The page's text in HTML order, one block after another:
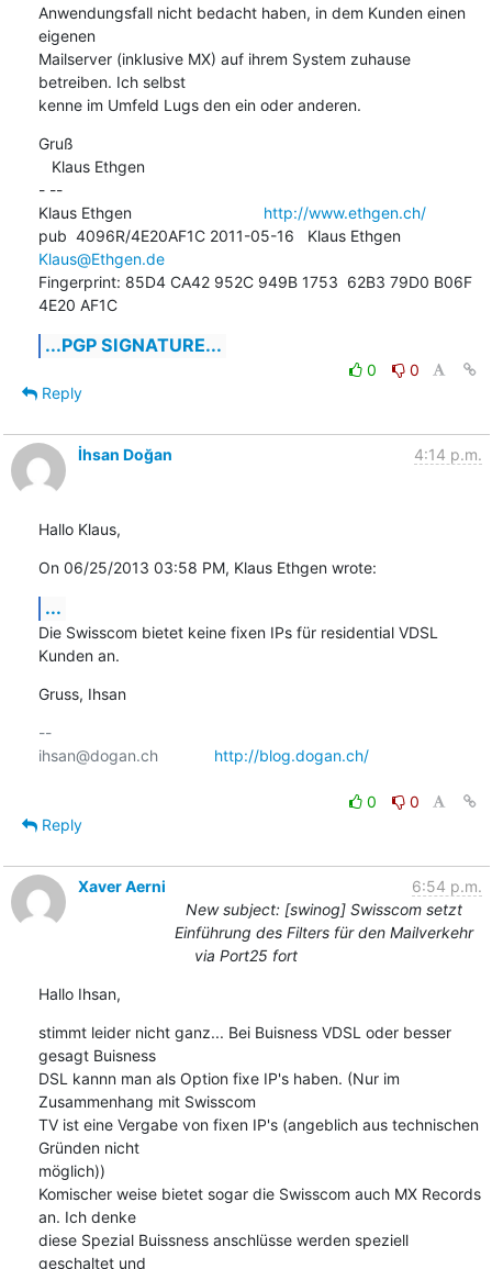
Anwendungsfall nicht bedacht haben, in dem Kunden einen
eigenen
Mailserver (inklusive MX) auf ihrem System zuhause
betreiben. Ich selbst
kenne im Umfeld Lugs den ein oder anderen.
Gruß
- --
Klaus Ethgen http://www.ethgen.ch/
pub  4096R/4E20AF1C 2011-05-16   Klaus Ethgen
Klaus@Ethgen.de
Fingerprint: 85D4 CA42 952C 949B 1753  62B3 79D0 B06F
4E20 AF1C
...PGP SIGNATURE...
0
0
Reply
İhsan Doğan 4:14 p.m.
Hallo Klaus,
On 06/25/2013 03:58 PM, Klaus Ethgen wrote:
...
Die Swisscom bietet keine fixen IPs für residential VDSL
Kunden an.
Gruss, Ihsan
--
ihsan@dogan.ch http://blog.dogan.ch/
0
0
Reply
Xaver Aerni
6:54 p.m.
New subject: [swinog] Swisscom setzt
Einführung des Filters für den Mailverkehr
via Port25 fort
Hallo Ihsan,
stimmt leider nicht ganz... Bei Buisness VDSL oder besser
gesagt Buisness
DSL kannn man als Option fixe IP's haben. (Nur im
Zusammenhang mit Swisscom
TV ist eine Vergabe von fixen IP's (angeblich aus technischen
Gründen nicht
möglich))
Komischer weise bietet sogar die Swisscom auch MX Records
an. Ich denke
diese Spezial Buissness anschlüsse werden speziell
geschaltet und